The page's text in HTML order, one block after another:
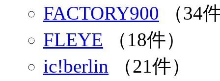
FACTORY900 （34
FLEYE （18件）
ic!berlin （21件）